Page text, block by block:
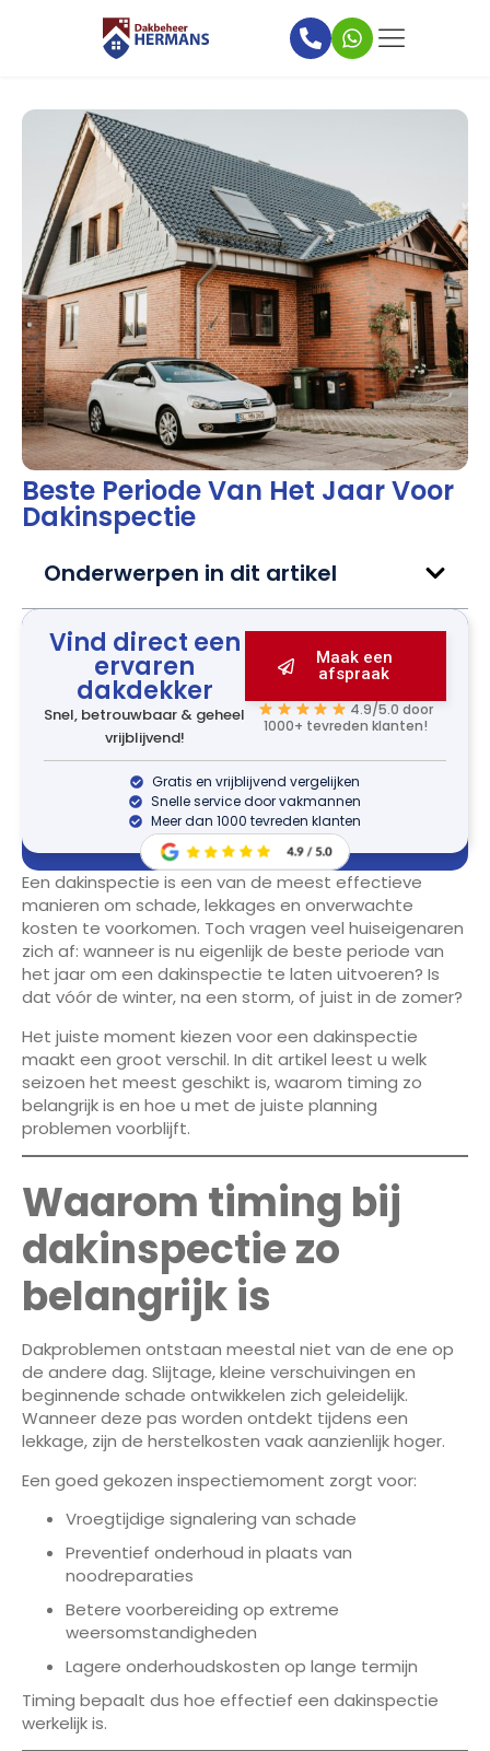
Beste Periode Van Het Jaar Voor
Dakinspectie
Onderwerpen in dit artikel
Vind direct een
ervaren
dakdekker
Snel, betrouwbaar & geheel
vrijblijvend!
Maak een
afspraak
4.9/5.0 door
1000+ tevreden klanten!
Gratis en vrijblijvend vergelijken
Snelle service door vakmannen
Meer dan 1000 tevreden klanten
Een dakinspectie is een van de meest effectieve
manieren om schade, lekkages en onverwachte
kosten te voorkomen. Toch vragen veel huiseigenaren
zich af: wanneer is nu eigenlijk de beste periode van
het jaar om een dakinspectie te laten uitvoeren? Is
dat vóór de winter, na een storm, of juist in de zomer?
Het juiste moment kiezen voor een dakinspectie
maakt een groot verschil. In dit artikel leest u welk
seizoen het meest geschikt is, waarom timing zo
belangrijk is en hoe u met de juiste planning
problemen voorblijft.
Waarom timing bij
dakinspectie zo
belangrijk is
Dakproblemen ontstaan meestal niet van de ene op
de andere dag. Slijtage, kleine verschuivingen en
beginnende schade ontwikkelen zich geleidelijk.
Wanneer deze pas worden ontdekt tijdens een
lekkage, zijn de herstelkosten vaak aanzienlijk hoger.
Een goed gekozen inspectiemoment zorgt voor:
Vroegtijdige signalering van schade
Preventief onderhoud in plaats van
noodreparaties
Betere voorbereiding op extreme
weersomstandigheden
Lagere onderhoudskosten op lange termijn
Timing bepaalt dus hoe effectief een dakinspectie
werkelijk is.